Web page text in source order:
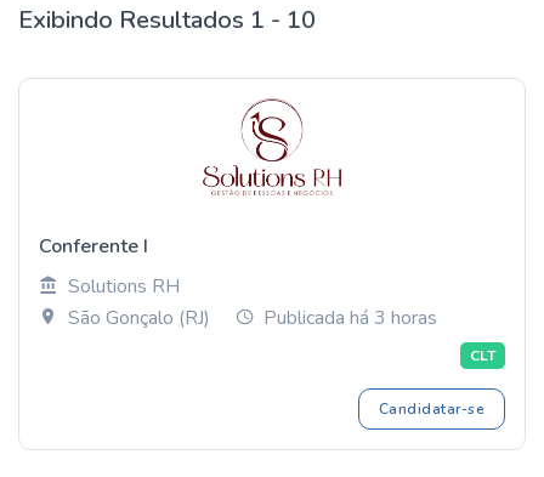
Exibindo Resultados 1 - 10
Conferente I
Solutions RH
São Gonçalo (RJ)
Publicada há 3 horas
CLT
Candidatar-se